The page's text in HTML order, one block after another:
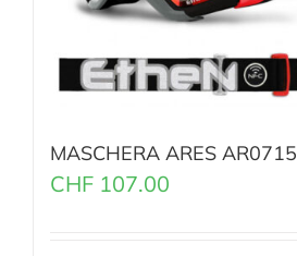
MASCHERA ARES AR0715
CHF 107.00